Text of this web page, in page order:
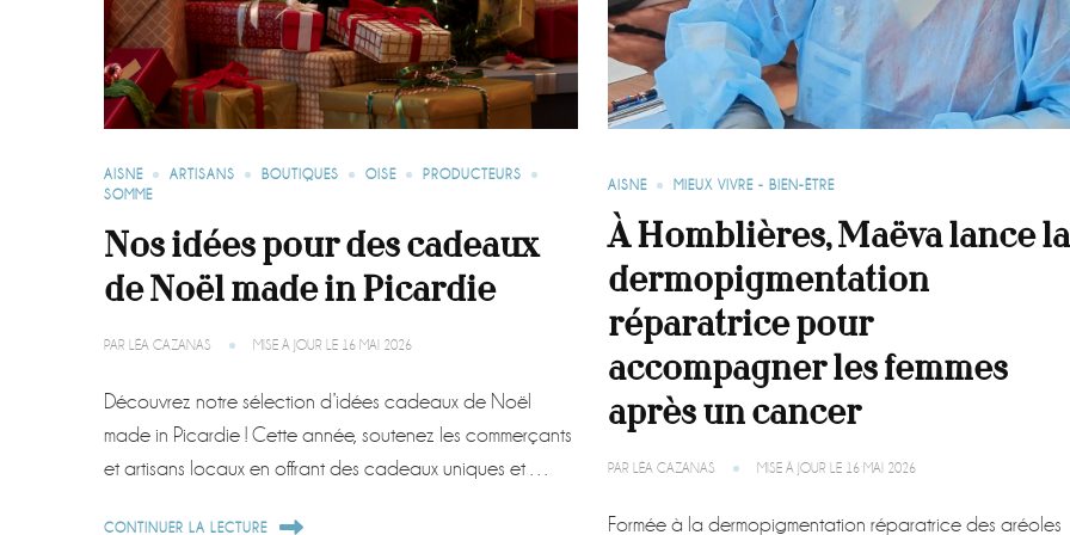
AISNE ARTISANS BOUTIQUES OISE
PRODUCTEURS
SOMME
Nos idées pour des cadeaux
de Noël made in Picardie
PAR LÉA CAZANAS MISE À JOUR LE 16 MAI 2026
Découvrez notre sélection d’idées cadeaux de Noël
made in Picardie ! Cette année, soutenez les commerçants
et artisans locaux en offrant des cadeaux uniques et …
CONTINUER LA LECTURE
AISNE MIEUX VIVRE - BIEN-ÊTRE
À Homblières, Maëva lance la
dermopigmentation
réparatrice pour
accompagner les femmes
après un cancer
PAR LÉA CAZANAS MISE À JOUR LE 16 MAI 2026
Formée à la dermopigmentation réparatrice des aréoles